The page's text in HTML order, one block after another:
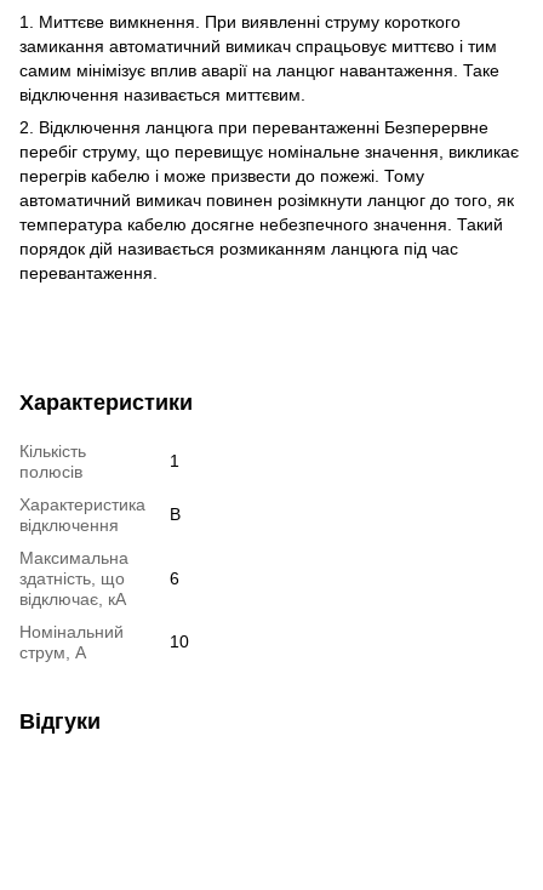
1. Миттєве вимкнення. При виявленні струму короткого
замикання автоматичний вимикач спрацьовує миттєво і тим
самим мінімізує вплив аварії на ланцюг навантаження. Таке
відключення називається миттєвим.
2. Відключення ланцюга при перевантаженні Безперервне
перебіг струму, що перевищує номінальне значення, викликає
перегрів кабелю і може призвести до пожежі. Тому
автоматичний вимикач повинен розімкнути ланцюг до того, як
температура кабелю досягне небезпечного значення. Такий
порядок дій називається розмиканням ланцюга під час
перевантаження.
Характеристики
Кількість
полюсів
1
Характеристика
відключення
B
Максимальна
здатність, що
відключає, кА
6
Номінальний
струм, А
10
Відгуки